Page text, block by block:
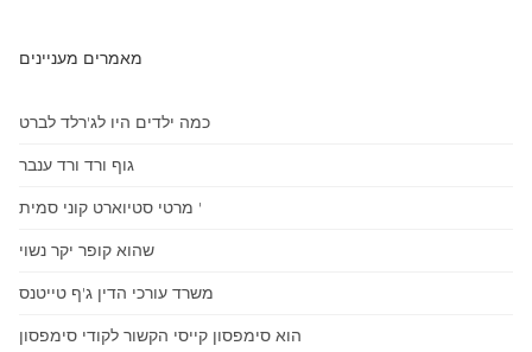
מאמרים מעניינים
כמה ילדים היו לג'רלד לברט
גוף ורד ורד ענבר
מרטי סטיוארט קוני סמית '
שהוא קופר יקר נשוי
משרד עורכי הדין ג'ף טייטנס
הוא סימפסון קייסי הקשור לקודי סימפסון